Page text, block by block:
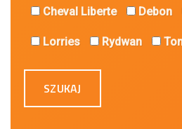
Cheval Liberte
Debon
Lorries Rydwan